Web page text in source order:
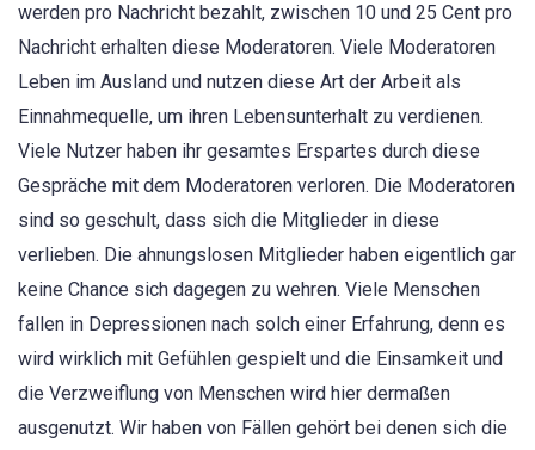
werden pro Nachricht bezahlt, zwischen 10 und 25 Cent pro
Nachricht erhalten diese Moderatoren. Viele Moderatoren
Leben im Ausland und nutzen diese Art der Arbeit als
Einnahmequelle, um ihren Lebensunterhalt zu verdienen.
Viele Nutzer haben ihr gesamtes Erspartes durch diese
Gespräche mit dem Moderatoren verloren. Die Moderatoren
sind so geschult, dass sich die Mitglieder in diese
verlieben. Die ahnungslosen Mitglieder haben eigentlich gar
keine Chance sich dagegen zu wehren. Viele Menschen
fallen in Depressionen nach solch einer Erfahrung, denn es
wird wirklich mit Gefühlen gespielt und die Einsamkeit und
die Verzweiflung von Menschen wird hier dermaßen
ausgenutzt. Wir haben von Fällen gehört bei denen sich die